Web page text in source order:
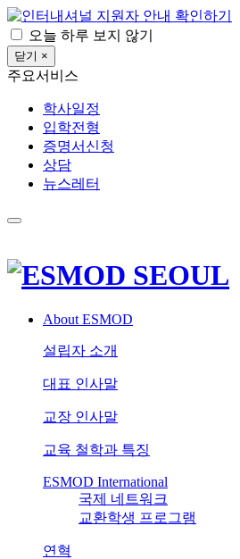
확인하기
오늘 하루 보지 않기
닫기 ×
주요서비스
학사일정
입학전형
증명서신청
상담
뉴스레터
About ESMOD
설립자 소개
대표 인사말
교장 인사말
교육 철학과 특징
ESMOD International
국제 네트워크
교환학생 프로그램
연혁